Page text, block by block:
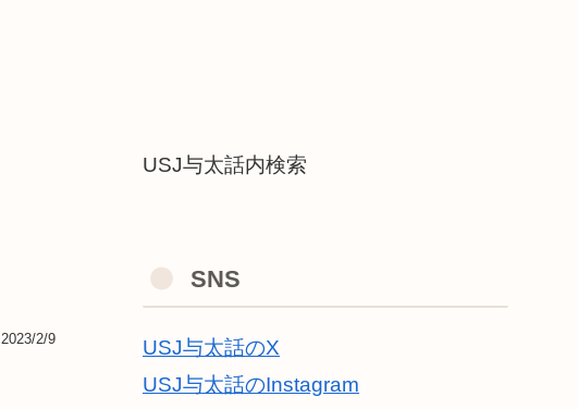
2023/2/9
USJ与太話内検索
SNS
USJ与太話のX
USJ与太話のInstagram